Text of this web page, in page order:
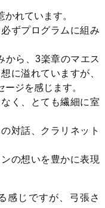
かれています。
ずプログラムに組み
から、3楽章のマエス
に溢れていますが、
ジを感じます。
く、とても繊細に室
対話、クラリネット
の想いを豊かに表現
感じですが、弓張さ